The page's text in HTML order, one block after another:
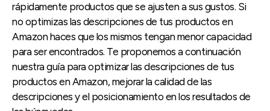
rápidamente productos que se ajusten a sus gustos. Si
no optimizas las descripciones de tus productos en
Amazon haces que los mismos tengan menor capacidad
para ser encontrados. Te proponemos a continuación
nuestra guía para optimizar las descripciones de tus
productos en Amazon, mejorar la calidad de las
descripciones y el posicionamiento en los resultados de